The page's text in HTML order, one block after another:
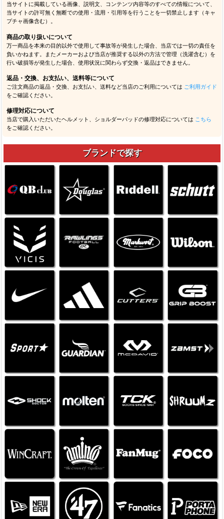
当サイトに掲載している画像、説明文、コンテンツ内容等のすべての情報について、
当サイトの許可無く無断での使用・流用・引用等を行うことを一切禁止します（キャ
プチャ画像含む）。
商品の取り扱いについて
万一商品を本来の目的以外で使用して事故等が発生した場合、当店では一切の責任を
負いかねます。またメーカーおよび当店が推奨する以外の方法で管理（洗濯含む）を
行い破損等が発生した場合、使用状況に関わらず交換・返品はできません。
返品・交換、お支払い、送料等について
ご注文商品の返品・交換、お支払い、送料など当店のご利用については ご利用ガイド
をご確認ください。
修理対応について
当店で購入いただいたヘルメット、ショルダーパッドの修理対応については こちら
をご確認ください。
ブランドで探す